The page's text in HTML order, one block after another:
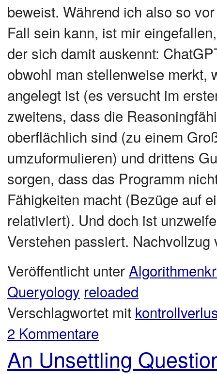
beweist. Während ich also so
Fall sein kann, ist mir
der sich damit auskennt:
obwohl man stellenweise merkt,
angelegt ist (es versucht im
zweitens, dass die
oberflächlich sind (zu einem
umzuformulieren) und drittens
sorgen, dass das Programm
Fähigkeiten macht (Bezüge auf
relativiert). Und doch ist
Verstehen passiert.
Veröffentlicht unter
Queryology reloaded
Verschlagwortet mit
2 Kommentare
An Unsettling